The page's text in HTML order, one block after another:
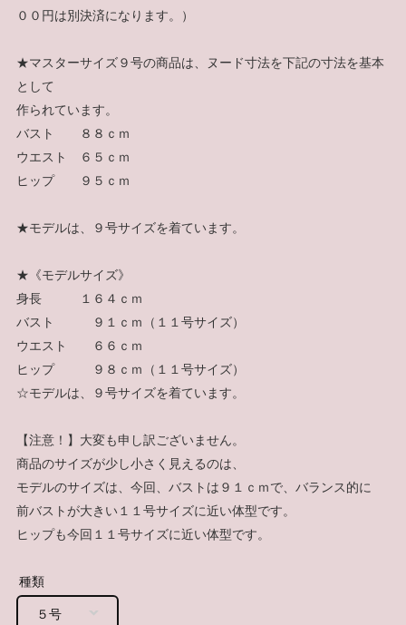
００円は別決済になります。）
★マスターサイズ９号の商品は、ヌード寸法を下記の寸法を基本
として
作られています。
バスト ８８ｃｍ
ウエスト ６５ｃｍ
ヒップ ９５ｃｍ
★モデルは、９号サイズを着ています。
★《モデルサイズ》
身長 １６４ｃｍ
バスト ９１ｃｍ（１１号サイズ）
ウエスト ６６ｃｍ
ヒップ ９８ｃｍ（１１号サイズ）
☆モデルは、９号サイズを着ています。
【注意！】大変も申し訳ございません。
商品のサイズが少し小さく見えるのは、
モデルのサイズは、今回、バストは９１ｃｍで、バランス的に
前バストが大きい１１号サイズに近い体型です。
ヒップも今回１１号サイズに近い体型です。
種類